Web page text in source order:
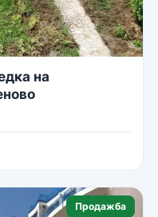
на
Продажба